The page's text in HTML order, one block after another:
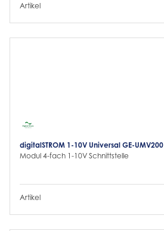
Artikel
digitalSTROM 1-10V Universal GE-UMV200
Modul 4-fach 1-10V Schnittstelle
Artikel